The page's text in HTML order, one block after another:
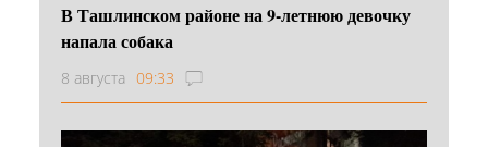
В Ташлинском районе на 9-летнюю девочку
напала собака
8 августа 09:33